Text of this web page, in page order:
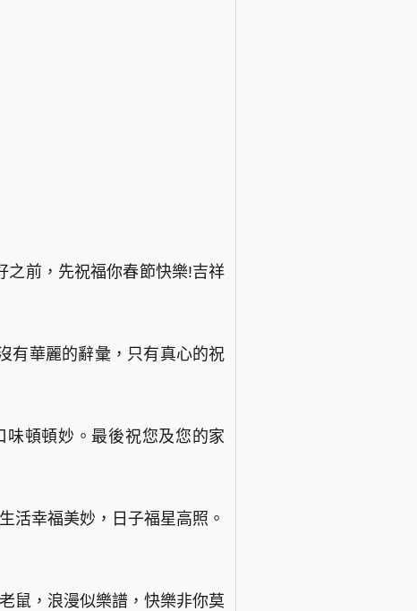
之前，先祝福你春節快樂!吉祥
有華麗的辭彙，只有真心的祝
頓頓妙。最後祝您及您的家
活幸福美妙，日子福星高照。
鼠，浪漫似樂譜，快樂非你莫